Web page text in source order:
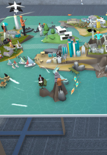
SERVICES
MÉTIERS
CREATIONS
RESSOURCES
CONTACT